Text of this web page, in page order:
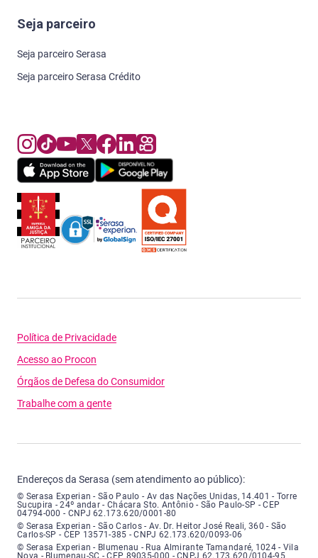
Seja parceiro
Seja parceiro Serasa
Seja parceiro Serasa Crédito
Política de Privacidade
Acesso ao Procon
Órgãos de Defesa do Consumidor
Trabalhe com a gente
Endereços da Serasa (sem atendimento ao público):
Serasa Experian - São Paulo - Endereço: Avenida das Nações Unidas,
© Serasa Experian - São Paulo - Av das Nações Unidas, 14.401 - Torre
Sucupira - 24º andar - Chácara Sto. Antônio - São Paulo-SP - CEP
04794-000 - CNPJ 62.173.620/0001-80
Serasa Experian - São Carlos - Endereço: Avenida Doutor Heitor José
© Serasa Experian - São Carlos - Av. Dr. Heitor José Reali, 360 - São
Carlos-SP - CEP 13571-385 - CNPJ 62.173.620/0093-06
Serasa Experian - Blumenau - Endereço: Rua Almirante Tamandaré,
© Serasa Experian - Blumenau - Rua Almirante Tamandaré, 1024 - Vila